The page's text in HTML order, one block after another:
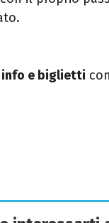
info e biglietti